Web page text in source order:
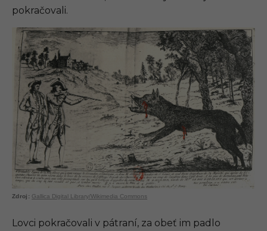
pokračovali.
Gallica Digital Library/Wikimedia Commons
Lovci pokračovali v pátraní, za obeť im padlo